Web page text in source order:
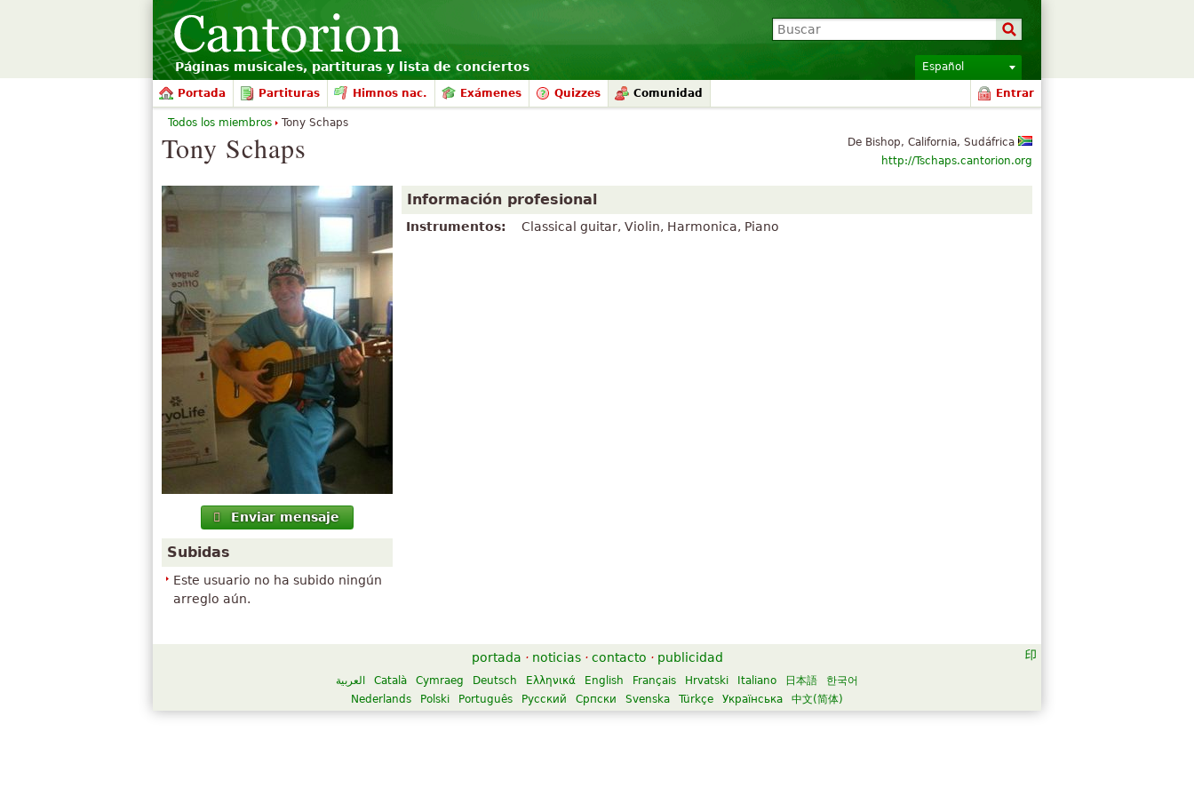
Páginas musicales, partituras y lista de conciertos Español
Portada Partituras Himnos nac. Exámenes Quizzes Comunidad Entrar
De Bishop, California, Sudáfrica
http://Tschaps.cantorion.org
Tony Schaps
Enviar mensaje
Subidas
Este usuario no ha subido ningún
arreglo aún.
Información profesional
Instrumentos: Classical guitar, Violin, Harmonica, Piano
Todos los miembros Tony Schaps
portada · noticias · contacto · publicidad
العربية Català Cymraeg Deutsch Ελληνικά English Français Hrvatski Italiano 日本語
한국어
Nederlands
Polski Português Русский Српски Svenska Türkçe Українська 中文(简体)